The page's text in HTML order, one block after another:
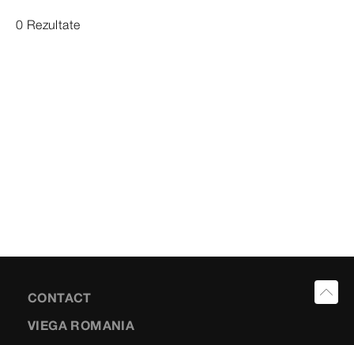
0 Rezultate
CONTACT
VIEGA ROMANIA